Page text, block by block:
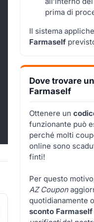
prima di
Il sistema
Farmaself
Dove trovare
Farmaself
Ottenere un
funzionante può
perché molti
online sono
finti!
Per questo
AZ Coupon
quotidianamente
sconto Farmaself